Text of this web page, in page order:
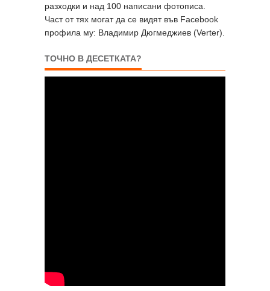
разходки и над 100 написани фотописа.
Част от тях могат да се видят във Facebook
профила му: Владимир Дюгмеджиев (Verter).
ТОЧНО В ДЕСЕТКАТА?